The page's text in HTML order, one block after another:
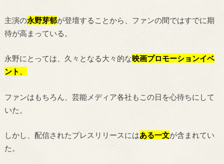
主演の永野芽郁が登壇することから、ファンの間ではすでに期
待が高まっている。
永野にとっては、久々となる大々的な映画プロモーションイベ
ント 。
ファンはもちろん、芸能メディア各社もこの日を心待ちにして
いた。
しかし、配信されたプレスリリースにはある一文が含まれてい
た。